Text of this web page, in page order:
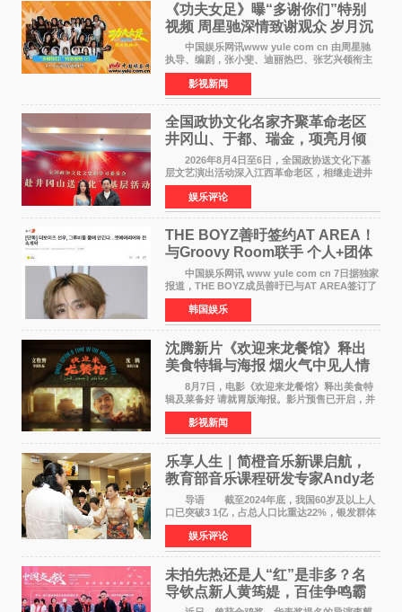
《功夫女足》曝“多谢你们”特别
视频 周星驰深情致谢观众 岁月沉
淀不灭初心
中国娱乐网讯www yule com cn 由周星驰
执导、编剧，张小斐、迪丽热巴、张艺兴领衔主
演，刘嘉玲、佐藤健特别出演，艾米、雪野、蔡
思贝、胡予安、倪好特别介绍的喜剧电影《功夫
女足》释出多谢你
影视新闻
全国政协文化名家齐聚革命老区
井冈山、于都、瑞金，项亮月倾
情献唱《桃花谣》致敬红色沃土
2026年8月4日至6日，全国政协送文化下基
层文艺演出活动深入江西革命老区，相继走进井
冈山、于都长征出发地、瑞金三地。由全国政协
文化文史和学习委员会副主任、甘肃省政协原主
席欧阳坚率团，一
娱乐评论
THE BOYZ善旴签约AT AREA！
与Groovy Room联手 个人+团体
活动并行
中国娱乐网讯 www yule com cn 7日据独家
报道，THE BOYZ成员善旴已与AT AREA签订了
专属合约。AT AREA是由知名制作人组合
Groovy Room创立的hip-hop厂牌，旗下拥有多
位实力派音乐人，在韩
韩国娱乐
沈腾新片《欢迎来龙餐馆》释出
美食特辑与海报 烟火气中见人情
温暖
8月7日，电影《欢迎来龙餐馆》释出美食特
辑及菜备好 请就胃版海报。影片预售已开启，并
将于8月8日至10日14:00-21:00举行全国超前点
映。电影《欢迎来龙餐馆》作为战争美食喜剧大
片，讲述了中国
影视新闻
乐享人生｜简橙音乐新课启航，
教育部音乐课程研发专家Andy老
师重磅入驻领航银龄琴声
导语 截至2024年底，我国60岁及以上人
口已突破3 1亿，占总人口比重达22%，银发群体
的精神文化需求日益凸显。2024年1月，国务院办
公厅印发《关于发展银发经济增进老年人福祉的
意见》——这是
娱乐评论
未拍先热还是人“红”是非多？名
导钦点新人黄筠媞，百佳争鸣霸
气回应